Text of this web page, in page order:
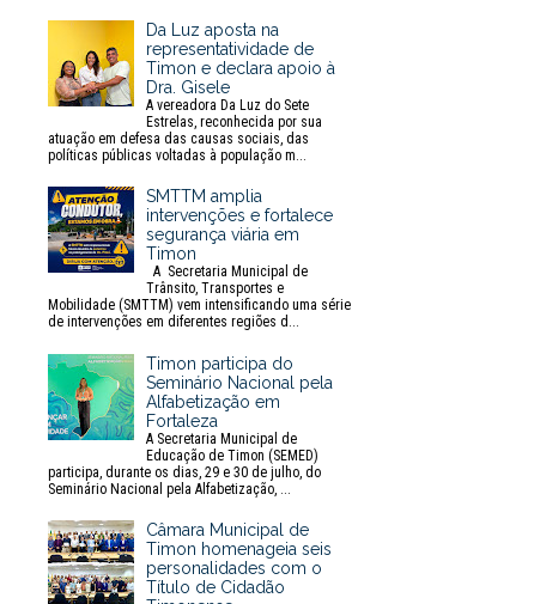
Da Luz aposta na
representatividade de
Timon e declara apoio à
Dra. Gisele
A vereadora Da Luz do Sete
Estrelas, reconhecida por sua
atuação em defesa das causas sociais, das
políticas públicas voltadas à população m...
SMTTM amplia
intervenções e fortalece
segurança viária em
Timon
A Secretaria Municipal de
Trânsito, Transportes e
Mobilidade (SMTTM) vem intensificando uma série
de intervenções em diferentes regiões d...
Timon participa do
Seminário Nacional pela
Alfabetização em
Fortaleza
A Secretaria Municipal de
Educação de Timon (SEMED)
participa, durante os dias, 29 e 30 de julho, do
Seminário Nacional pela Alfabetização, ...
Câmara Municipal de
Timon homenageia seis
personalidades com o
Título de Cidadão